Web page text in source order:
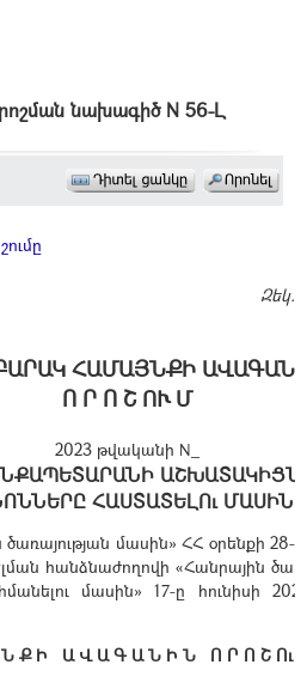
նախագիծ N 56-Լ
Զեկ.
ՀԱՄԱՅՆՔԻ
Ո Ր Ո Շ ՈՒ Մ
2023 թվականի N_
ՀԱՍՏԱՏԵԼՈւ ՄԱՍԻՆ
մասին» ՀՀ օրենքի
հանձնաժողովի «Հանրային
մասին» 17-ը հունիսի
Ք Ի Ա Վ Ա Գ Ա Ն Ի Ն Ո Ր Ո Շ Ու